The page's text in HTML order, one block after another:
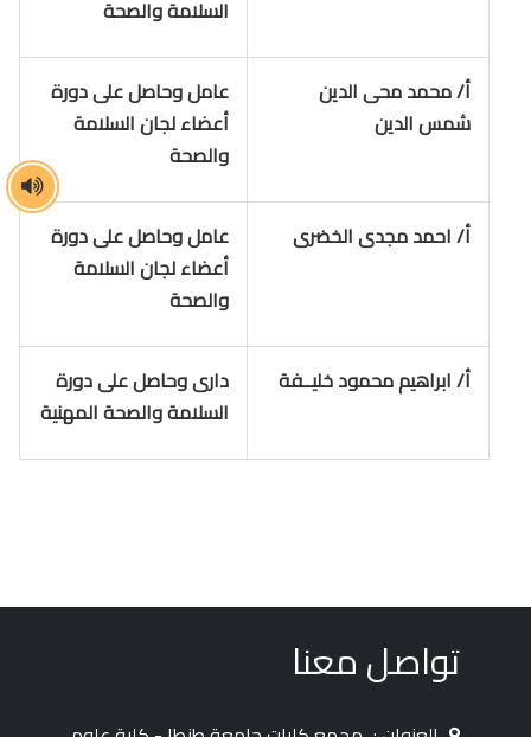
السلامة والصحة
أ/ محمد محى الدين
شمس الدين
عامل وحاصل على دورة
أعضاء لجان السلامة
والصحة
أ/ احمد مجدى الخضرى
عامل وحاصل على دورة
أعضاء لجان السلامة
والصحة
أ/ ابراهيم محمود خليــفة
دارى وحاصل على دورة
السلامة والصحة المهنية
تواصل معنا